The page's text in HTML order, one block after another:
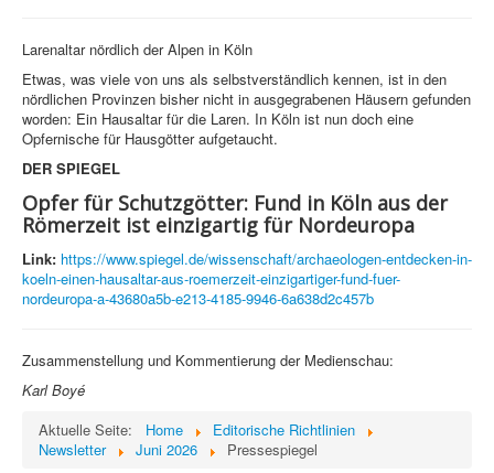
Larenaltar nördlich der Alpen in Köln
Etwas, was viele von uns als selbstverständlich kennen, ist in den
nördlichen Provinzen bisher nicht in ausgegrabenen Häusern gefunden
worden: Ein Hausaltar für die Laren. In Köln ist nun doch eine
Opfernische für Hausgötter aufgetaucht.
DER SPIEGEL
Opfer für Schutzgötter: Fund in Köln aus der
Römerzeit ist einzigartig für Nordeuropa
Link: https://www.spiegel.de/wissenschaft/archaeologen-entdecken-in-
koeln-einen-hausaltar-aus-roemerzeit-einzigartiger-fund-fuer-
nordeuropa-a-43680a5b-e213-4185-9946-6a638d2c457b
Zusammenstellung und Kommentierung der Medienschau:
Karl Boyé
Aktuelle Seite:
Home
Editorische Richtlinien
Newsletter
Juni 2026 Pressespiegel